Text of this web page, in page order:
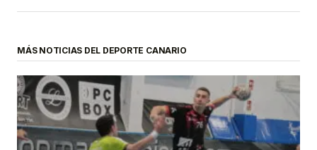
MÁS NOTICIAS DEL DEPORTE CANARIO